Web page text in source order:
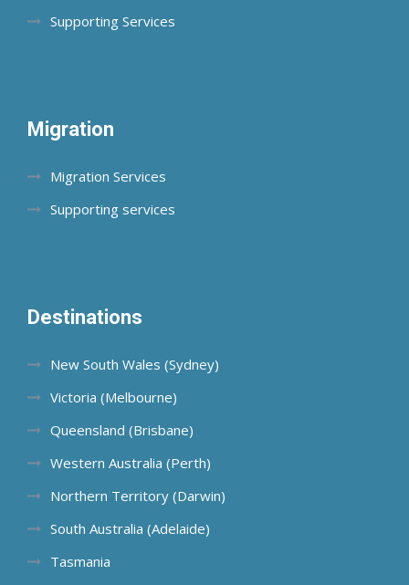
Supporting Services
Migration
Migration Services
Supporting services
Destinations
New South Wales (Sydney)
Victoria (Melbourne)
Queensland (Brisbane)
Western Australia (Perth)
Northern Territory (Darwin)
South Australia (Adelaide)
Tasmania